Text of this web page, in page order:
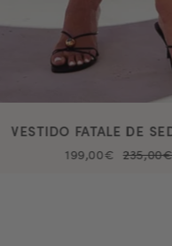
199,00€ 235,00€